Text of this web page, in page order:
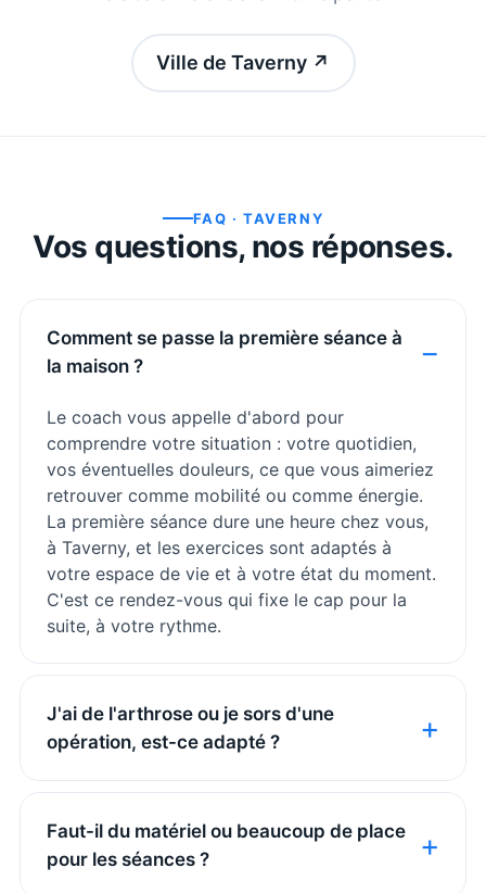
Ville de Taverny ↗
FAQ ·TAVERNY
Vos questions, nos réponses.
Comment se passe la première séance à
la maison ?
Le coach vous appelle d'abord pour
comprendre votre situation : votre quotidien,
vos éventuelles douleurs, ce que vous aimeriez
retrouver comme mobilité ou comme énergie.
La première séance dure une heure chez vous,
à Taverny, et les exercices sont adaptés à
votre espace de vie et à votre état du moment.
C'est ce rendez-vous qui fixe le cap pour la
suite, à votre rythme.
J'ai de l'arthrose ou je sors d'une
opération, est-ce adapté ?
Faut-il du matériel ou beaucoup de place
pour les séances ?